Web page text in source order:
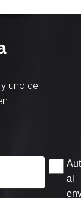
uno de
al